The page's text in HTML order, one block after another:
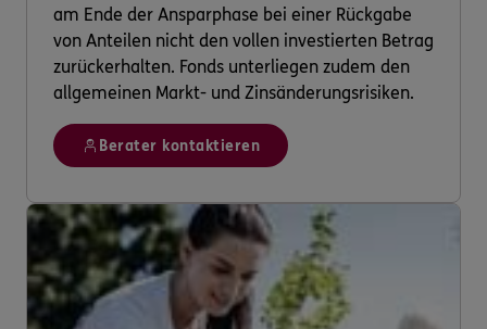
am Ende der Ansparphase bei einer Rückgabe
von Anteilen nicht den vollen investierten Betrag
zurückerhalten. Fonds unterliegen zudem den
allgemeinen Markt- und Zinsänderungsrisiken.
Berater kontaktieren